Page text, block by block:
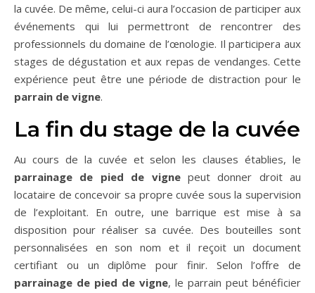
la cuvée. De même, celui-ci aura l’occasion de participer aux
événements qui lui permettront de rencontrer des
professionnels du domaine de l’œnologie. Il participera aux
stages de dégustation et aux repas de vendanges. Cette
expérience peut être une période de distraction pour le
parrain de vigne.
La fin du stage de la cuvée
Au cours de la cuvée et selon les clauses établies, le
parrainage de pied de vignepeut donner droit au
locataire de concevoir sa propre cuvée sous la supervision
de l’exploitant. En outre, une barrique est mise à sa
disposition pour réaliser sa cuvée. Des bouteilles sont
personnalisées en son nom et il reçoit un document
certifiant ou un diplôme pour finir. Selon l’offre de
parrainage de pied de vigne, le parrain peut bénéficier